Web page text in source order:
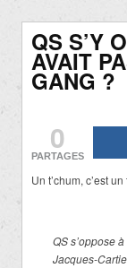
QS S’Y
AVAIT
GANG ?
0
PARTAGES
Un t’chum, c’est un
QS s’oppose
Jacques-